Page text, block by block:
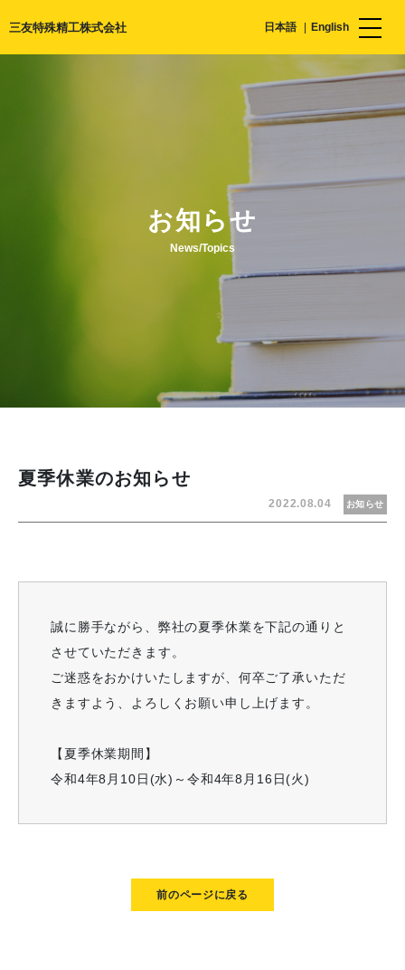
三友特殊精工株式会社 日本語 English
お知らせ
News/Topics
夏季休業のお知らせ
2022.08.04 お知らせ
誠に勝手ながら、弊社の夏季休業を下記の通りと
させていただきます。
ご迷惑をおかけいたしますが、何卒ご了承いただ
きますよう、よろしくお願い申し上げます。
【夏季休業期間】
令和4年8月10日(水)～令和4年8月16日(火)
前のページに戻る